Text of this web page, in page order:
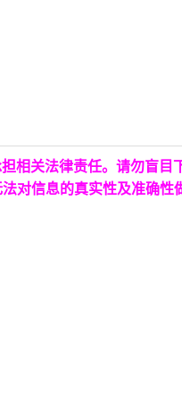
相关法律责任。请勿盲目
对信息的真实性及准确性